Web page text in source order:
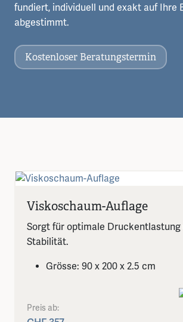
fundiert, individuell und exakt auf Ihre
abgestimmt.
Kostenloser Beratungstermin
Viskoschaum-Auflage
Sorgt für optimale Druckentlastung
Stabilität.
Grösse: 90 x 200 x 2.5 cm
Preis ab: